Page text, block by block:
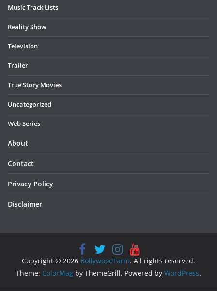
Music Track Lists
Reality Show
Television
Trailer
True Story Movies
Uncategorized
Web Series
About
Contact
Privacy Policy
Disclaimer
Copyright © 2026 BollywoodFarm. All rights reserved.
Theme: ColorMag by ThemeGrill. Powered by WordPress.